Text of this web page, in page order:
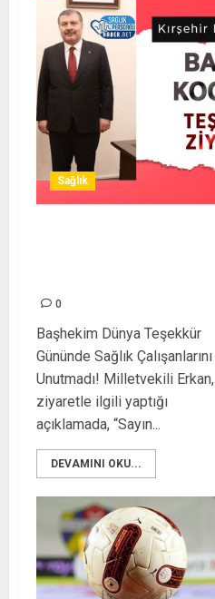
Sağlık
0
Başhekim Dünya Teşekkür
Gününde Sağlık Çalışanlarını
Unutmadı! Milletvekili Erkan,
ziyaretle ilgili yaptığı
açıklamada, “Sayın...
DEVAMINI OKU...